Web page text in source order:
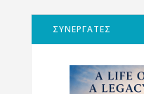
ΣΥΝΕΡΓΑΤΕΣ